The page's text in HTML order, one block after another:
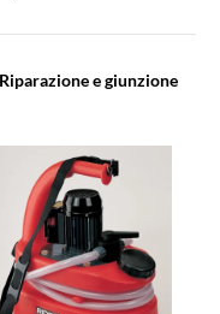
e giunzione